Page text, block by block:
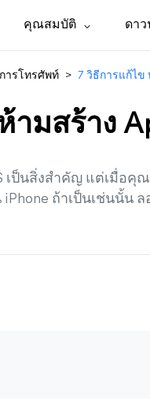
คุณสมบัติ ดา
ารโทรศัพท์ > 7 วิธีการแก้ไข
ามสร้าง
เป็นสิ่งสำคัญ แต่เมื่อคุ
ถ้าเป็นเช่นนั้น